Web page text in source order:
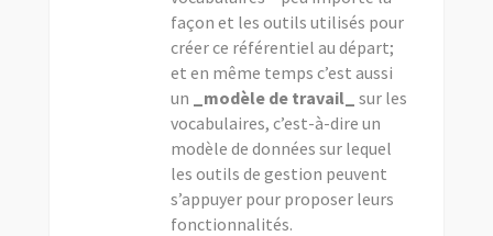
façon et les outils utilisés pour
créer ce référentiel au départ;
et en même temps c’est aussi
un
_modèle de travail_
sur les
vocabulaires, c’est-à-dire un
modèle de données sur lequel
les outils de gestion peuvent
s’appuyer pour proposer leurs
fonctionnalités.